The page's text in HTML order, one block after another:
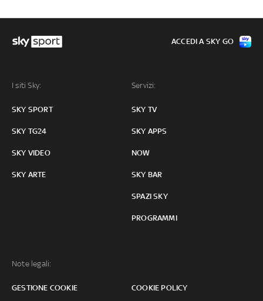
I siti Sky:
SKY SPORT
SKY TG24
SKY VIDEO
SKY ARTE
Servizi:
SKY TV
SKY APPS
NOW
SKY BAR
SPAZI SKY
PROGRAMMI
Note legali:
GESTIONE COOKIE COOKIE POLICY
ACCEDI A SKY GO